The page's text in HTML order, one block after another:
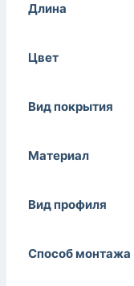
Длина
Цвет
Вид покрытия
Материал
Вид профиля
Способ монтажа